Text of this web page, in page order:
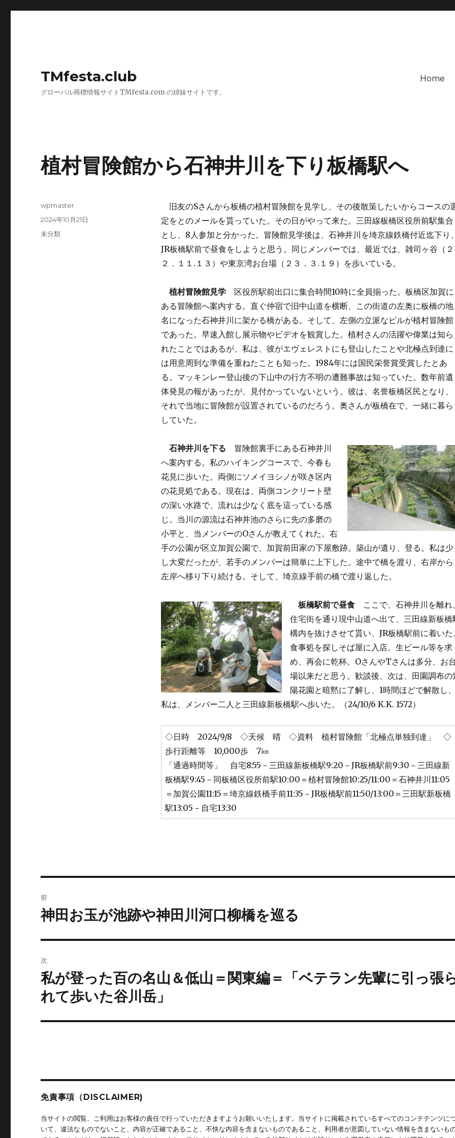
TMfesta.club
グローバル商標情報サイトTMfesta.com の姉妹サイトです。
Home
植村冒険館から石神井川を下り板橋駅へ
旧友のSさんから板橋の植村冒険館を見学し、その後散策したいからコースの
定をとのメールを貰っていた。その日がやって来た。三田線板橋区役所前駅集合
とし、8人参加と分かった。冒険館見学後は、石神井川を埼京線鉄橋付近迄下り
JR板橋駅前で昼食をしようと思う。同じメンバーでは、最近では、雑司ヶ谷（２
２．１１.１３）や東京湾お台場（２３．３.１９）を歩いている。
植村冒険館見学区役所駅前出口に集合時間10時に全員揃った。板橋区加賀に
ある冒険館へ案内する。直ぐ仲宿で旧中山道を横断、この街道の左奥に板橋の地
名になった石神井川に架かる橋がある。そして、左側の立派なビルが植村冒険館
であった。早速入館し展示物やビデオを観賞した。植村さんの活躍や偉業は知ら
れたことではあるが、私は、彼がエヴェレストにも登山したことや北極点到達に
は用意周到な準備を重ねたことも知った。1984年には国民栄誉賞受賞したとあ
る。マッキンレー登山後の下山中の行方不明の遭難事故は知っていた。数年前遺
体発見の報があったが、見付かっていないという。彼は、名誉板橋区民となり、
それで当地に冒険館が設置されているのだろう。奥さんが板橋在で、一緒に暮ら
していた。
石神井川を下る 冒険館裏手にある石神井川
へ案内する。私のハイキングコースで、今春も
花見に歩いた。両側にソメイヨシノが咲き区内
の花見処である。現在は、両側コンクリート壁
の深い水路で、流れは少なく底を這っている感
じ。当川の源流は石神井池のさらに先の多磨の
小平と、当メンバーのOさんが教えてくれた。右
手の公園が区立加賀公園で、加賀前田家の下屋敷跡。築山が遺り、登る。私は少
し大変だったが、若手のメンバーは簡単に上下した。途中で橋を渡り、右岸から
左岸へ移り下り続ける。そして、埼京線手前の橋で渡り返した。
板橋駅前で昼食ここで、石神井川を離れ
住宅街を通り現中山道へ出て、三田線新板橋
構内を抜けさせて貰い、JR板橋駅前に着いた
食事処を探しそば屋に入店。生ビール等を求
め、再会に乾杯。OさんやTさんは多分、お
場以来だと思う。歓談後、次は、田園調布の
陽花園と暗黙に了解し、1時間ほどで解散し
私は、メンバー二人と三田線新板橋駅へ歩いた。（24/10/6 K.K. 1572）
◇日時 2024/9/8 ◇天候 晴 ◇資料 植村冒険館「北極点単独到達」 ◇
歩行距離等 10,000歩 7㎞
「通過時間等」 自宅8:55－三田線新板橋駅9:20－JR板橋駅前9:30－三田線新
板橋駅9:45－同板橋区役所前駅10:00＝植村冒険館10:25/11:00＝石神井川11:05
＝加賀公園11:15＝埼京線鉄橋手前11:35－JR板橋駅前11:50/13:00＝三田駅新板橋
駅13:05－自宅13:30
投
wpmaster
投
稿
2024年10月21日
カ
未分類
稿
ゲ
ー
前
前
投
稿:
神田お玉が池跡や神田川河口柳橋を巡る
次
次
の
投
稿:
私が登った百の名山＆低山＝関東編＝「ベテラン先輩に引っ張
れて歩いた谷川岳」
免責事項（DISCLAIMER)
当サイトの閲覧、ご利用はお客様の責任で行っていただきますようお願いいたします。当サイトに掲載されているすべてのコンテテンツに
いて、違法なものでないこと、内容が正確であること、不快な内容を含まないものであること、利用者が意図していない情報を含まないも